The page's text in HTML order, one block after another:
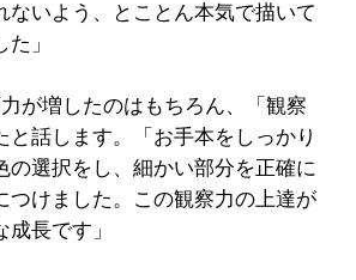
ないよう、とことん本気で描いて
」
が増したのはもちろん、「観察
と話します。「お手本をしっかり
の選択をし、細かい部分を正確に
つけました。この観察力の上達が
長です」